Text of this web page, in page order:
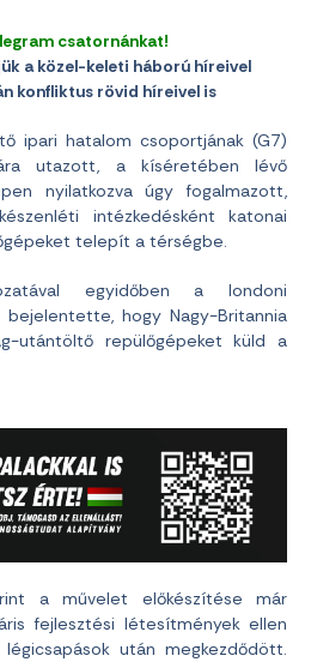
csatornánkat!
a közel-keleti háború híreivel
konfliktus rövid híreivel is
ipari hatalom csoportjának (G7)
utazott, a kíséretében lévő
nyilatkozva úgy fogalmazott,
intézkedésként katonai
telepít a térségbe.
egyidőben a londoni
hogy Nagy-Britannia
utántöltő repülőgépeket küld a
a művelet előkészítése már
fejlesztési létesítmények ellen
után megkezdődött.